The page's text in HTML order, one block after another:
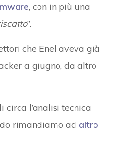
, con in più una
”.
che Enel aveva già
a giugno, da altro
l’analisi tecnica
rimandiamo ad altro